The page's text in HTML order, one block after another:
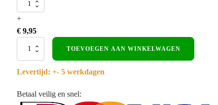
Tack
aantal
+
€ 9,95
Akoestisch
paneel
Zwart
eiken
TOEVOEGEN AAN WINKELWAGEN
Levertijd: +- 5 werkdagen
Betaal veilig en snel: